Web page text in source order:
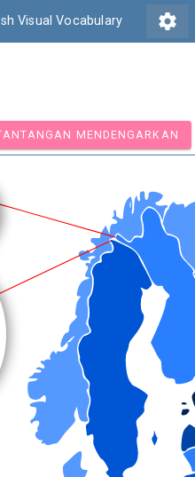
Visual Vocabulary settings
TANTANGAN